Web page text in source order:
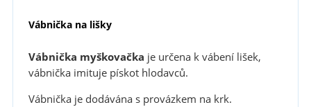
Vábnička na lišky
Vábnička myškovačka je určena k vábení lišek,
vábnička imituje pískot hlodavců.
Vábnička je dodávána s provázkem na krk.